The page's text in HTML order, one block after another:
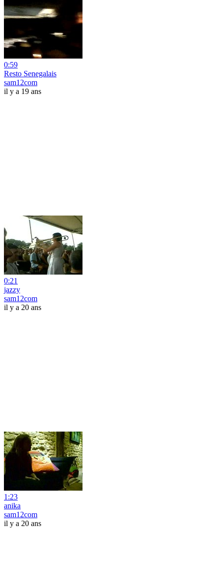
0:59
Resto Senegalais
sam12com
il y a 19 ans
0:21
jazzy
sam12com
il y a 20 ans
1:23
anika
sam12com
il y a 20 ans